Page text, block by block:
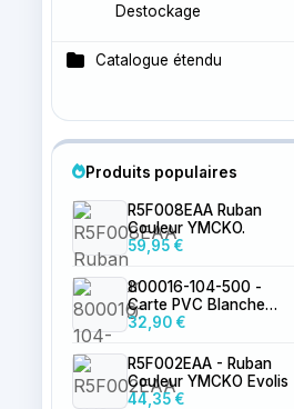
Destockage
Catalogue étendu
Produits populaires
R5F008EAA Ruban
Couleur YMCKO.
59,95 €
800016-104-500 -
Carte PVC Blanche
0.76mm par 500
32,90 €
R5F002EAA - Ruban
Couleur YMCKO Evolis
44,35 €